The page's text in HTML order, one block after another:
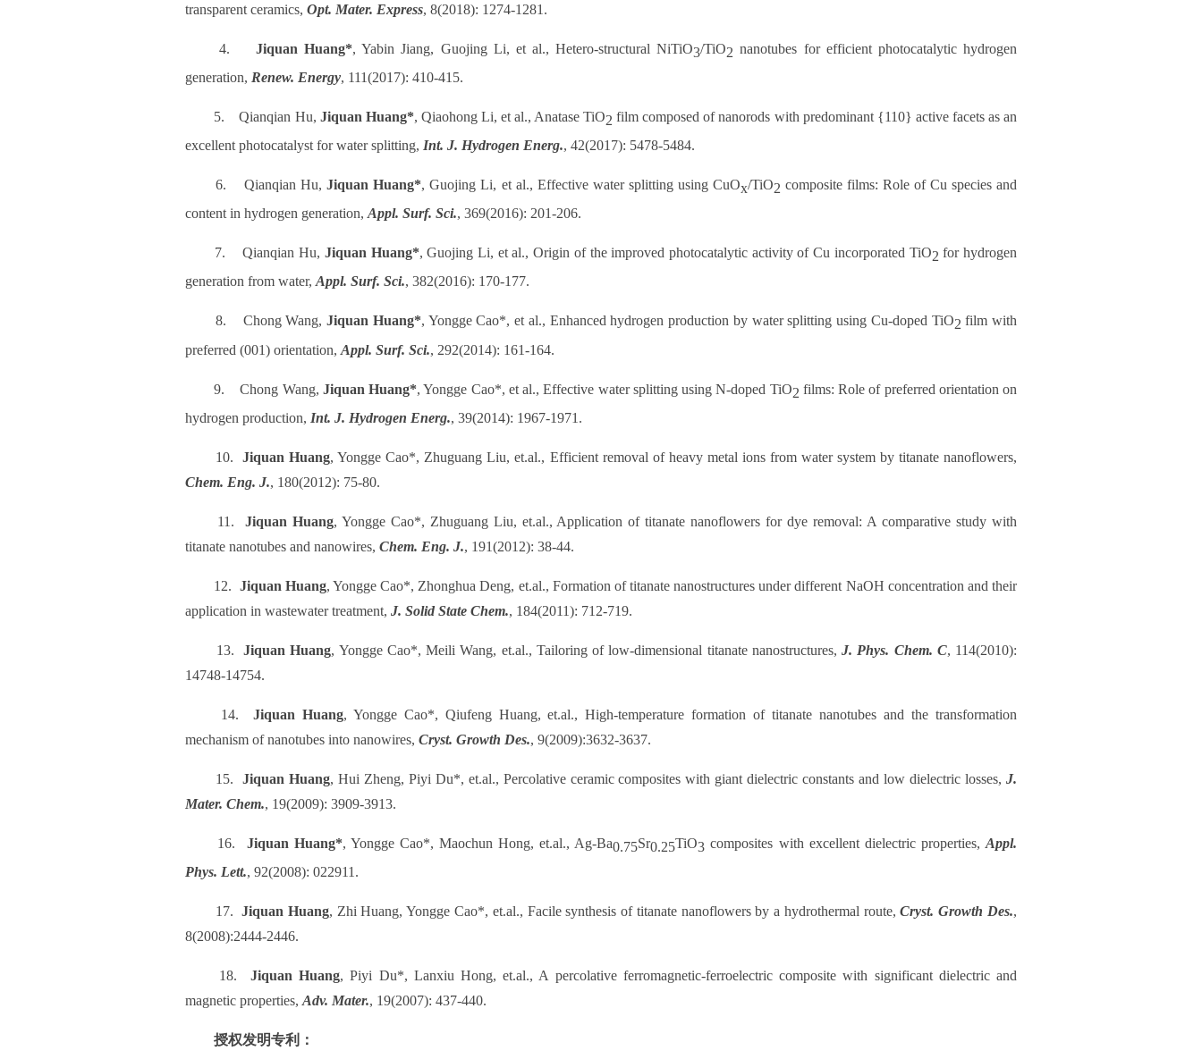
transparent ceramics, Opt. Mater. Express, 8(2018): 1274-1281.
4. Jiquan Huang*, Yabin Jiang, Guojing Li, et al., Hetero-structural NiTiO3/TiO2 nanotubes for efficient photocatalytic hydrogen
generation, Renew. Energy, 111(2017): 410-415.
5. Qianqian Hu, Jiquan Huang*, Qiaohong Li, et al., Anatase TiO2 film composed of nanorods with predominant {110} active facets as an
excellent photocatalyst for water splitting, Int. J. Hydrogen Energ., 42(2017): 5478-5484.
6. Qianqian Hu,Jiquan Huang*, Guojing Li, et al., Effective water splitting using CuOx/TiO2 composite films: Role of Cu species and
content in hydrogen generation, Appl. Surf. Sci., 369(2016): 201-206.
7. Qianqian Hu, Jiquan Huang*, Guojing Li, et al., Origin of the improved photocatalytic activity of Cu incorporated TiO2 for hydrogen
generation from water, Appl. Surf. Sci., 382(2016): 170-177.
8. Chong Wang, Jiquan Huang*, Yongge Cao*, et al., Enhanced hydrogen production by water splitting using Cu-doped TiO2 film with
preferred (001) orientation, Appl. Surf. Sci., 292(2014): 161-164.
9. Chong Wang, Jiquan Huang*, Yongge Cao*, et al., Effective water splitting using N-doped TiO2 films: Role of preferred orientation on
hydrogen production, Int. J. Hydrogen Energ., 39(2014): 1967-1971.
10. Jiquan Huang, Yongge Cao*, Zhuguang Liu, et.al., Efficient removal of heavy metal ions from water system by titanate nanoflowers,
Chem. Eng. J., 180(2012): 75-80.
11. Jiquan Huang, Yongge Cao*, Zhuguang Liu, et.al., Application of titanate nanoflowers for dye removal: A comparative study with
titanate nanotubes and nanowires, Chem. Eng. J., 191(2012): 38-44.
12. Jiquan Huang, Yongge Cao*, Zhonghua Deng, et.al., Formation of titanate nanostructures under different NaOH concentration and their
application in wastewater treatment, J. Solid State Chem., 184(2011): 712-719.
13. Jiquan Huang, Yongge Cao*, Meili Wang, et.al., Tailoring of low-dimensional titanate nanostructures, J. Phys. Chem. C, 114(2010):
14748-14754.
14. Jiquan Huang, Yongge Cao*, Qiufeng Huang, et.al., High-temperature formation of titanate nanotubes and the transformation
mechanism of nanotubes into nanowires, Cryst. Growth Des., 9(2009):3632-3637.
15. Jiquan Huang, Hui Zheng, Piyi Du*, et.al., Percolative ceramic composites with giant dielectric constants and low dielectric losses,J.
Mater. Chem., 19(2009): 3909-3913.
16. Jiquan Huang*, Yongge Cao*, Maochun Hong, et.al., Ag-Ba0.75Sr0.25TiO3 composites with excellent dielectric properties,Appl.
Phys. Lett., 92(2008): 022911.
17. Jiquan Huang, Zhi Huang, Yongge Cao*, et.al., Facile synthesis of titanate nanoflowers by a hydrothermal route,Cryst. Growth Des.,
8(2008):2444-2446.
18. Jiquan Huang, Piyi Du*, Lanxiu Hong, et.al., A percolative ferromagnetic-ferroelectric composite with significant dielectric and
magnetic properties, Adv. Mater., 19(2007): 437-440.
授权发明专利：